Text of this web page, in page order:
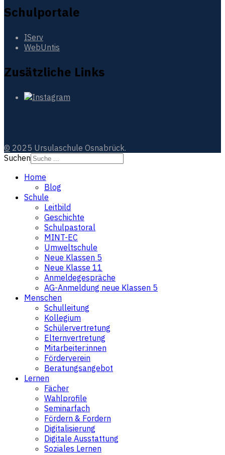
Schulportale
IServ
WebUntis
Zusätzliche Links
© 2025 Ursulaschule Osnabrück.
Suchen
Home
Blog
Schule
Leitbild
Geschichte
Schulpastoral
MINT-EC
Umweltschule
Neue Klassen 5
Neue Klasse 11
Anmeldegespräche
AG-Anmeldung neue Klassen 5
Menschen
Schulleitung
Kollegium
Schülervertretung
Elternvertretung
Mitarbeiter:innen
Förderverein
Beratungsangebot
Lernen
Fächer
Wahlprofile
Seminarfach
Fördern & Fordern
Digitalisierung
Digitale Ausstattung
Soziales Lernen